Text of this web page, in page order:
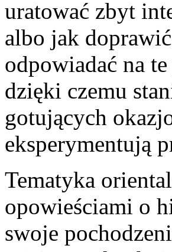
uratować zbyt
albo jak
odpowiadać na
dzięki czemu
gotujących
eksperymentują
Tematyka
opowieściami o
swoje